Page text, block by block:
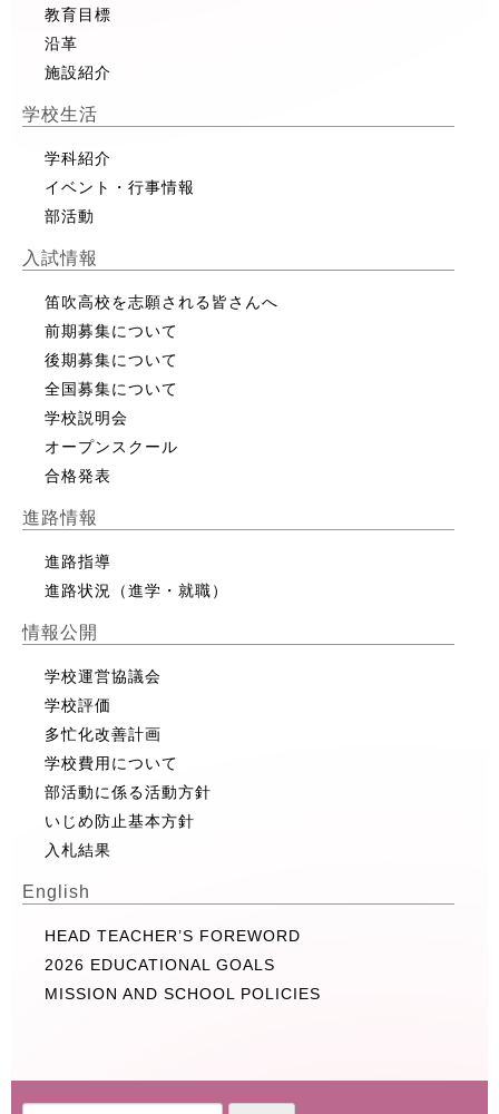
教育目標
沿革
施設紹介
学校生活
学科紹介
イベント・行事情報
部活動
入試情報
笛吹高校を志願される皆さんへ
前期募集について
後期募集について
全国募集について
学校説明会
オープンスクール
合格発表
進路情報
進路指導
進路状況（進学・就職）
情報公開
学校運営協議会
学校評価
多忙化改善計画
学校費用について
部活動に係る活動方針
いじめ防止基本方針
入札結果
English
HEAD TEACHER’S FOREWORD
2026 EDUCATIONAL GOALS
MISSION AND SCHOOL POLICIES